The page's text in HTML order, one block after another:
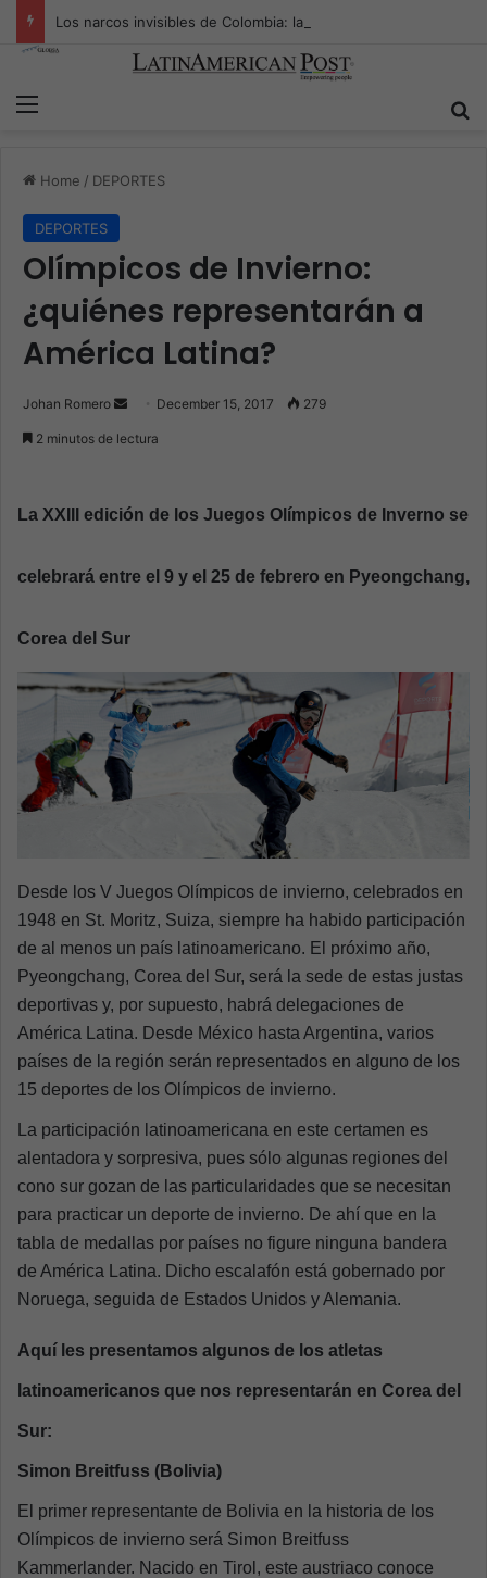
Home / DEPORTES
DEPORTES
Olímpicos de Invierno:
¿quiénes representarán a
América Latina?
Johan Romero
a
m
i
December 15, 2017 279
2 minutos de lectura
La XXIII edición de los Juegos Olímpicos de Inverno se
celebrará entre el 9 y el 25 de febrero en Pyeongchang,
Corea del Sur
Desde los V Juegos Olímpicos de invierno, celebrados en
1948 en St. Moritz, Suiza, siempre ha habido participación
de al menos un país latinoamericano. El próximo año,
Pyeongchang, Corea del Sur, será la sede de estas justas
deportivas y, por supuesto, habrá delegaciones de
América Latina. Desde México hasta Argentina, varios
países de la región serán representados en alguno de los
15 deportes de los Olímpicos de invierno.
La participación latinoamericana en este certamen es
alentadora y sorpresiva, pues sólo algunas regiones del
cono sur gozan de las particularidades que se necesitan
para practicar un deporte de invierno. De ahí que en la
tabla de medallas por países no figure ninguna bandera
de América Latina. Dicho escalafón está gobernado por
Noruega, seguida de Estados Unidos y Alemania.
Aquí les presentamos algunos de los atletas
latinoamericanos que nos representarán en Corea del
Sur:
Simon Breitfuss (Bolivia)
El primer representante de Bolivia en la historia de los
Olímpicos de invierno será Simon Breitfuss
Kammerlander. Nacido en Tirol, este austriaco conoce